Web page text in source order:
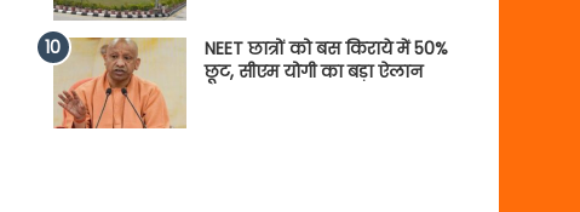
NEET छात्रों को बस किराये में 50%
छूट, सीएम योगी का बड़ा ऐलान